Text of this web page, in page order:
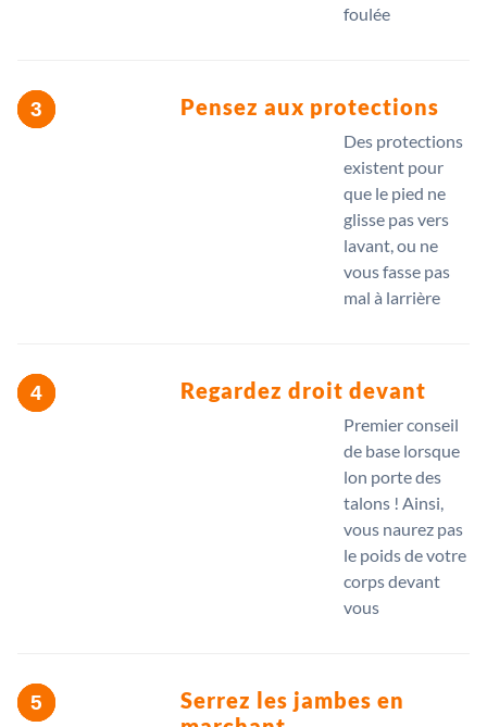
foulée
Pensez aux protections
Des protections
existent pour
que le pied ne
glisse pas vers
lavant, ou ne
vous fasse pas
mal à larrière
Regardez droit devant
Premier conseil
de base lorsque
lon porte des
talons ! Ainsi,
vous naurez pas
le poids de votre
corps devant
vous
Serrez les jambes en